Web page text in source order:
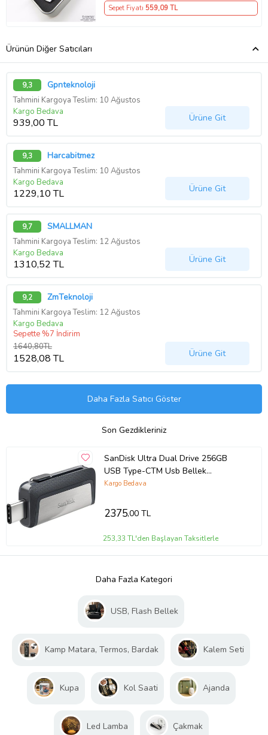
Sepet Fiyatı 559,09 TL
Ürünün Diğer Satıcıları
9,3 Gpnteknoloji
Tahmini Kargoya Teslim: 10 Ağustos
Kargo Bedava
939,00 TL Ürüne Git
9,3 Harcabitmez
Tahmini Kargoya Teslim: 10 Ağustos
Kargo Bedava
1229,10 TL Ürüne Git
9,7 SMALLMAN
Tahmini Kargoya Teslim: 12 Ağustos
Kargo Bedava
1310,52 TL Ürüne Git
9,2 ZmTeknoloji
Tahmini Kargoya Teslim: 12 Ağustos
Kargo Bedava
Sepette %7 İndirim
1640,80TL
1528,08 TL Ürüne Git
Daha Fazla Satıcı Göster
Son Gezdikleriniz
SanDisk Ultra Dual Drive 256GB
USB Type-CTM Usb Bellek
SDDDC2-256G-G46
Kargo Bedava
2375,00 TL
253,33 TL'den Başlayan Taksitlerle
Daha Fazla Kategori
USB, Flash Bellek
Kamp Matara, Termos, Bardak Kalem Seti
Kupa Kol Saati Ajanda
Led Lamba Çakmak